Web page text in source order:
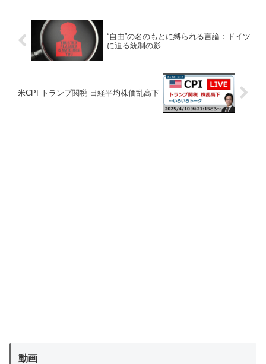
“自由”の名のもとに縛られる言論：ドイツ
に迫る統制の影
米CPI トランプ関税 日経平均株価乱高下
動画